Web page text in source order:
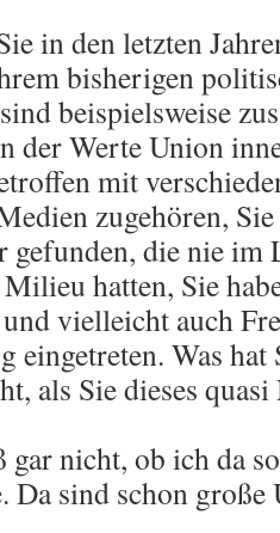
in den letzten
bisherigen
beispielsweise
der Werte Union
mit
zugehören,
gefunden, die nie
hatten, Sie
vielleicht auch
eingetreten. Was hat
als Sie dieses
nicht, ob ich da
Da sind schon